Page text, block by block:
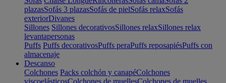
plazasSofás 3 plazasSofás de pielSofás relaxSofás
exteriorDivanes
Sillones Sillones decorativosSillones relaxSillones relax
levantapersonas
Puffs Puffs decorativosPuffs peraPuffs reposapiésPuffs con
almacenaje
Descanso
Colchones Packs colchón y canapéColchones
viscoelásticosColchones de muellesColchones de muelles